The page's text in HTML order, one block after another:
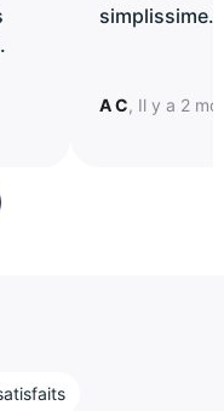
A C, Il y a 2